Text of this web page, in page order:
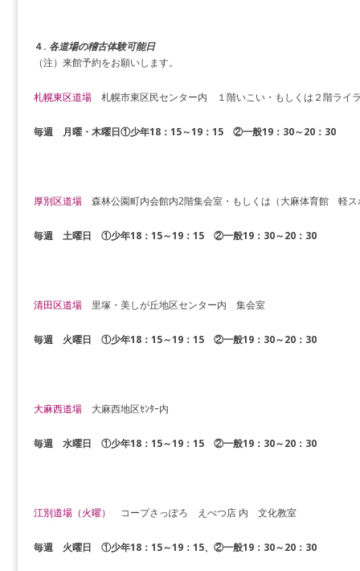
４. 各道場の稽古体験可能日
（注）来館予約をお願いします。
札幌東区道場札幌市東区民センター内 １階いこい・もしくは２階ライ
毎週 月曜・木曜日①少年18：15～19：15 ②一般19：30～20：30
厚別区道場森林公園町内会館内2階集会室・もしくは（大麻体育館 軽ス
毎週 土曜日 ①少年18：15～19：15 ②一般19：30～20：30
清田区道場里塚・美しが丘地区センター内 集会室
毎週 火曜日 ①少年18：15～19：15 ②一般19：30～20：30
大麻西道場大麻西地区ｾﾝﾀｰ内
毎週 水曜日 ①少年18：15～19：15 ②一般19：30～20：30
江別道場（火曜） コープさっぽろ えべつ店 内 文化教室
毎週 火曜日 ①少年18：15～19：15、②一般19：30～20：30